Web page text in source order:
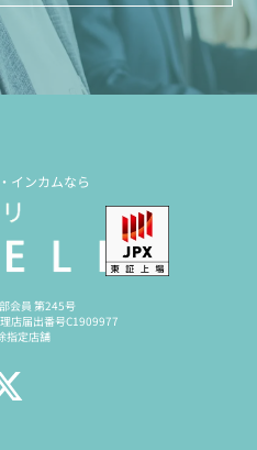
インカムなら
会員 第245号
店届出番号C1909977
指定店舗